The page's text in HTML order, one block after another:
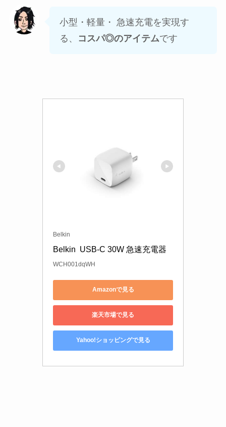
小型・軽量・ 急速充電を実現す
る、
コスパ◎のアイテムです
Belkin
Belkin  USB-C 30W 急速充電器
WCH001dqWH
Amazonで見る
楽天市場で見る
Yahoo!ショッピングで見る